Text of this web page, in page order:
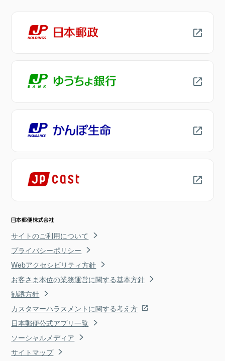
サイトのご利用について
プライバシーポリシー
Webアクセシビリティ方針
お客さま本位の業務運営に関する基本方針
勧誘方針
カスタマーハラスメントに関する考え方
日本郵便公式アプリ一覧
ソーシャルメディア
サイトマップ